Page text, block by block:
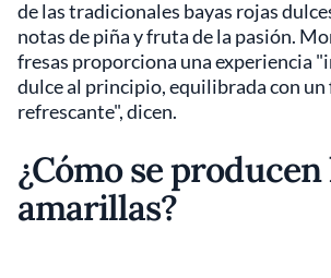
de las tradicionales bayas rojas
notas de piña y fruta de la pasión.
fresas proporciona una experiencia
dulce al principio, equilibrada con un
refrescante", dicen.
¿Cómo se producen
amarillas?